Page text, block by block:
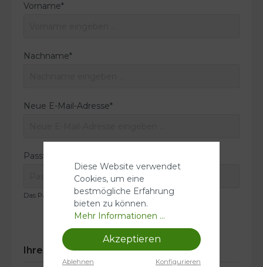
Vorname*
Nachname*
Neue E-Mail-Adresse*
Passwort*
Das Passwort muss mindestens 8 Zeichen lang sein.
Ihre Adresse
Diese Website verwendet
Cookies, um eine
bestmögliche Erfahrung
bieten zu können.
Mehr Informationen ...
Akzeptieren
Ablehnen Konfigurieren